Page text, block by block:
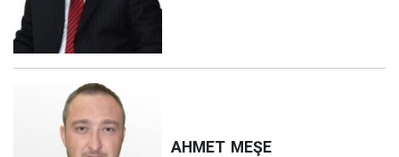
AHMET MEŞE